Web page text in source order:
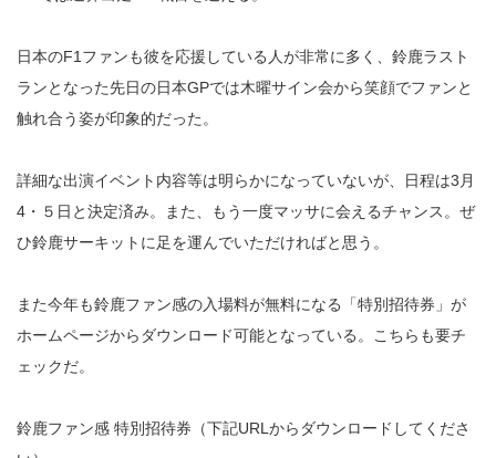
日本のF1ファンも彼を応援している人が非常に多く、鈴鹿ラスト
ランとなった先日の日本GPでは木曜サイン会から笑顔でファンと
触れ合う姿が印象的だった。
詳細な出演イベント内容等は明らかになっていないが、日程は3月
4・５日と決定済み。また、もう一度マッサに会えるチャンス。ぜ
ひ鈴鹿サーキットに足を運んでいただければと思う。
また今年も鈴鹿ファン感の入場料が無料になる「特別招待券」が
ホームページからダウンロード可能となっている。こちらも要チ
ェックだ。
鈴鹿ファン感 特別招待券（下記URLからダウンロードしてくださ